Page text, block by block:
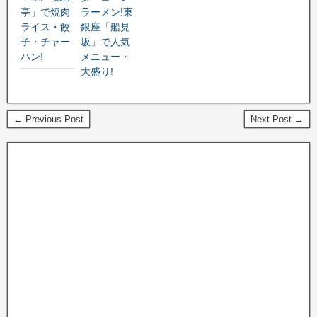
亭」で焼肉
ライス・餃
子・チャー
ハン!
ラーメン!東
銀座「船見
坂」で人気
メニュー・
大盛り!
← Previous Post Next Post →